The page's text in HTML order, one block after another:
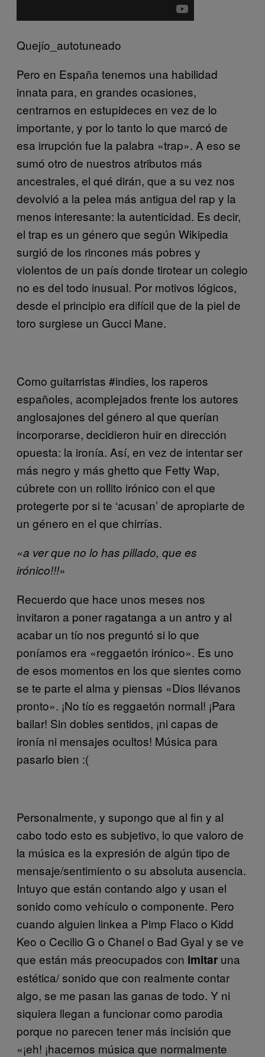
Quejío_autotuneado
Pero en España tenemos una habilidad
innata para, en grandes ocasiones,
centrarnos en estupideces en vez de lo
importante, y por lo tanto lo que marcó de
esa irrupción fue la palabra «trap». A eso se
sumó otro de nuestros atributos más
ancestrales, el qué dirán, que a su vez nos
devolvió a la pelea más antigua del rap y la
menos interesante: la autenticidad. Es decir,
el trap es un género que según Wikipedia
surgió de los rincones más pobres y
violentos de un país donde tirotear un colegio
no es del todo inusual. Por motivos lógicos,
desde el principio era difícil que de la piel de
toro surgiese un Gucci Mane.
Como guitarristas #indies, los raperos
españoles, acomplejados frente los autores
anglosajones del género al que querían
incorporarse, decidieron huir en dirección
opuesta: la ironía. Así, en vez de intentar ser
más negro y más ghetto que Fetty Wap,
cúbrete con un rollito irónico con el que
protegerte por si te ‘acusan’ de apropiarte de
un género en el que chirrías.
«a ver que no lo has pillado, que es
irónico!!!»
Recuerdo que hace unos meses nos
invitaron a poner ragatanga a un antro y al
acabar un tío nos preguntó si lo que
poníamos era «reggaetón irónico». Es uno
de esos momentos en los que sientes como
se te parte el alma y piensas «Dios llévanos
pronto». ¡No tío es reggaetón normal! ¡Para
bailar! Sin dobles sentidos, ¡ni capas de
ironía ni mensajes ocultos! Música para
pasarlo bien :(
Personalmente, y supongo que al fin y al
cabo todo esto es subjetivo, lo que valoro de
la música es la expresión de algún tipo de
mensaje/sentimiento o su absoluta ausencia.
Intuyo que están contando algo y usan el
sonido como vehículo o componente. Pero
cuando alguien linkea a Pimp Flaco o Kidd
Keo o Cecilio G o Chanel o Bad Gyal y se ve
que están más preocupados con imitar una
estética/ sonido que con realmente contar
algo, se me pasan las ganas de todo. Y ni
siquiera llegan a funcionar como parodia
porque no parecen tener más incisión que
«¡eh! ¡hacemos música que normalmente